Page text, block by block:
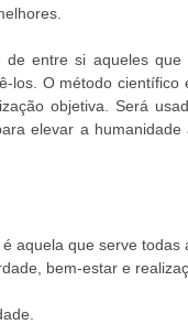
de entre si aqueles
los. O método
objetiva. Será
elevar a
aquela que serve
bem-estar e